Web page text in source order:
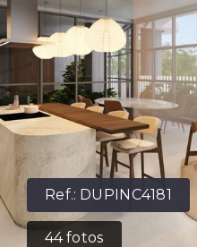
Ref.: DUPINC4181
44fotos